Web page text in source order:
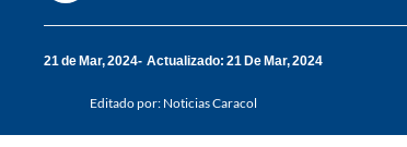
21 de Mar, 2024 Actualizado: 21 De Mar, 2024
Editado por: Noticias Caracol